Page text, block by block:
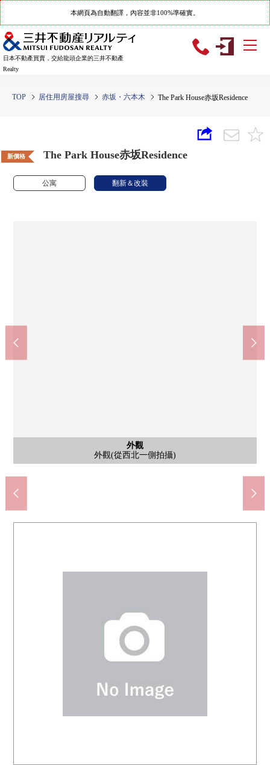
本網頁為自動翻譯，內容並非100%準確實。
日本不動產買賣，交給龍頭企業的三井不動產
Realty
TOP 居住用房屋搜尋 赤坂・六本木 The Park House赤坂Residence
新價格 The Park House赤坂Residence
公寓 翻新＆改裝
外觀
外觀(從西北一側拍攝)
入口
主要的路徑
入口
大門
入口
大門
外觀
外觀(從西南一側拍攝)
入口
副路徑
入口
副入口
停車場
機械式停車場
共有部分
寵物洗腳場&垃圾場地
共有部分
腳踏車停放處出入口
共有部分
腳踏車停放處
入口
大門禮堂
大廳
大門大廳
共有部分
宅配BOX
共有部分
1樓電梯間
共有部分
7樓電梯間
門口
門口
客廳
客廳
客廳
客廳
廚房
廚房
廚房
西式房間
西式房間
西式房間
西式房間
西式房間
西式房間
公共汽車
洗臉
廁所
其他